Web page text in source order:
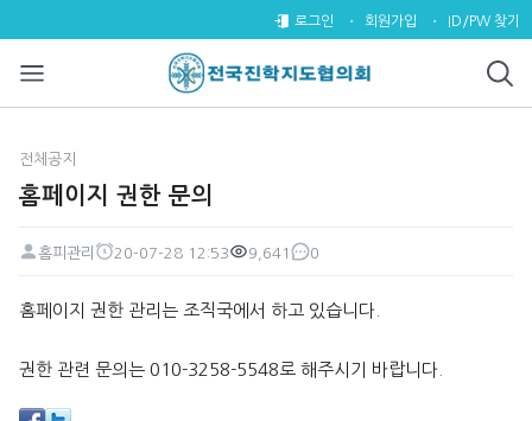
홈페이지 권한 문의 > 전체공지
로그인 회원가입 ID/PW 찾기
전체공지
홈페이지 권한 문의
페이지 정보
홈피관리
20-07-28 12:53
9,641
댓글
0
본문
홈페이지 권한 관리는 조직국에서 하고 있습니다.
권한 관련 문의는 010-3258-5548로 해주시기 바랍니다.